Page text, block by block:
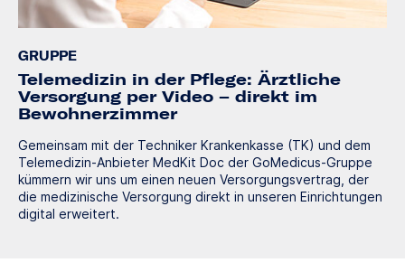
GRUPPE
Telemedizin in der Pflege: Ärztliche
Versorgung per Video – direkt im
Bewohnerzimmer
Gemeinsam mit der Techniker Krankenkasse (TK) und dem
Telemedizin-Anbieter MedKit Doc der GoMedicus-Gruppe
kümmern wir uns um einen neuen Versorgungsvertrag, der
die medizinische Versorgung direkt in unseren Einrichtungen
digital erweitert.